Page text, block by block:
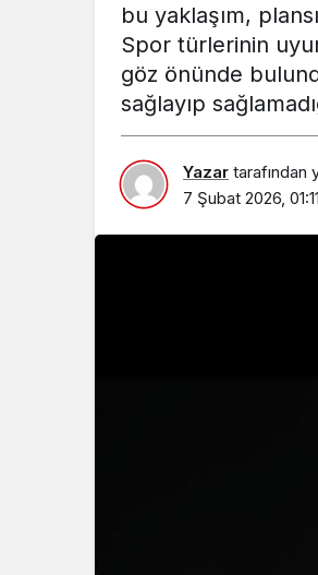
bu yaklaşım,
Spor türlerinin
göz önünde
sağlayıp
Yazar tarafından
7 Şubat 2026, 01:11